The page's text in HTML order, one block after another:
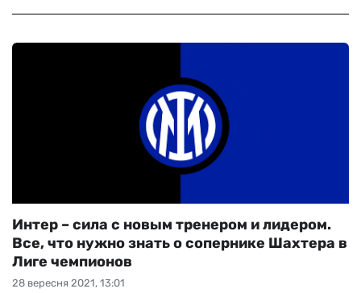
28 вересня 2021, 13:01
Интер – сила с новым тренером и лидером.
Все, что нужно знать о сопернике Шахтера в
Лиге чемпионов